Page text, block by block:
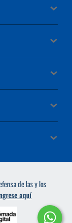
de las y los
aquí